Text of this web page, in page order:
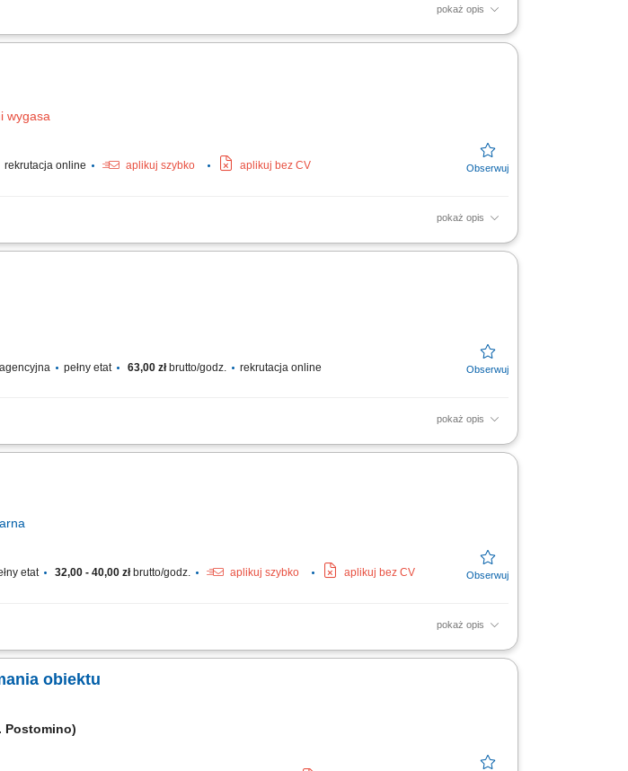
pokaż opis
do recyklingu, kontrola i segregacja surowców na linii produkcyjnej, udział w
wygasa
rekrutacja online aplikuj szybko aplikuj bez CV
pokaż opis
Na tę kwotę składa się Twoja stawka podstawowa w wysokości 14,99 € za godzinę,
pełny etat 63,00 złbrutto/godz. rekrutacja online
pokaż opis
rozmnażaniu i sprzedaży ozdobnych roślin i kwiatów, w tym roślin doniczkowych,
etat 32,00 - 40,00 złbrutto/godz. aplikuj szybko aplikuj bez CV
pokaż opis
obiektu
Postomino)